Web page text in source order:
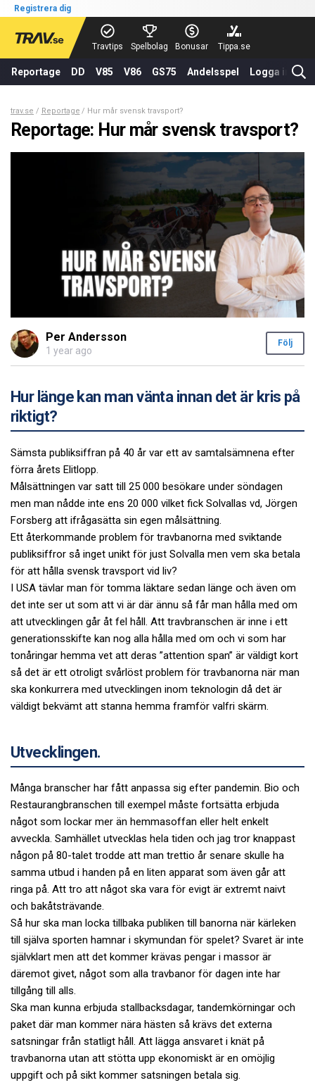
Registrera dig
Travtips Spelbolag Bonusar Tippa.se
Reportage DD V85 V86 GS75 Andelsspel Logga in
trav.se Reportage Hur mår svensk travsport?
Reportage: Hur mår svensk travsport?
Per Andersson
1 year ago
Följ
Hur länge kan man vänta innan det är kris på
riktigt?
Sämsta publiksiffran på 40 år var ett av samtalsämnena efter
förra årets Elitlopp.
Målsättningen var satt till 25 000 besökare under söndagen
men man nådde inte ens 20 000 vilket fick Solvallas vd, Jörgen
Forsberg att ifrågasätta sin egen målsättning.
Ett återkommande problem för travbanorna med sviktande
publiksiffror så inget unikt för just Solvalla men vem ska betala
för att hålla svensk travsport vid liv?
I USA tävlar man för tomma läktare sedan länge och även om
det inte ser ut som att vi är där ännu så får man hålla med om
att utvecklingen går åt fel håll. Att travbranschen är inne i ett
generationsskifte kan nog alla hålla med om och vi som har
tonåringar hemma vet att deras ”attention span” är väldigt kort
så det är ett otroligt svårlöst problem för travbanorna när man
ska konkurrera med utvecklingen inom teknologin då det är
väldigt bekvämt att stanna hemma framför valfri skärm.
Utvecklingen.
Många branscher har fått anpassa sig efter pandemin. Bio och
Restaurangbranschen till exempel måste fortsätta erbjuda
något som lockar mer än hemmasoffan eller helt enkelt
avveckla. Samhället utvecklas hela tiden och jag tror knappast
någon på 80-talet trodde att man trettio år senare skulle ha
samma utbud i handen på en liten apparat som även går att
ringa på. Att tro att något ska vara för evigt är extremt naivt
och bakåtsträvande.
Så hur ska man locka tillbaka publiken till banorna när kärleken
till själva sporten hamnar i skymundan för spelet? Svaret är inte
självklart men att det kommer krävas pengar i massor är
däremot givet, något som alla travbanor för dagen inte har
tillgång till alls.
Ska man kunna erbjuda stallbacksdagar, tandemkörningar och
paket där man kommer nära hästen så krävs det externa
satsningar från statligt håll. Att lägga ansvaret i knät på
travbanorna utan att stötta upp ekonomiskt är en omöjlig
uppgift och på sikt kommer satsningen betala sig.